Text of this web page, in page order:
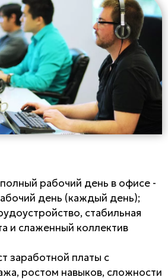
рабочий день в офисе -
день (каждый день);
стабильная
и слаженный коллектив
заработной платы с
ростом навыков, сложности